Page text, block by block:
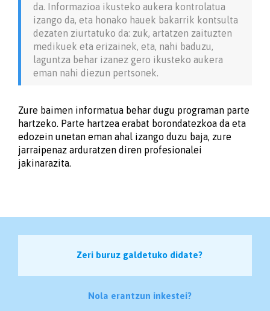
da. Informazioa ikusteko aukera kontrolatua
izango da, eta honako hauek bakarrik kontsulta
dezaten ziurtatuko da: zuk, artatzen zaituzten
medikuek eta erizainek, eta, nahi baduzu,
laguntza behar izanez gero ikusteko aukera
eman nahi diezun pertsonek.
Zure baimen informatua behar dugu programan parte
hartzeko. Parte hartzea erabat borondatezkoa da eta
edozein unetan eman ahal izango duzu baja, zure
jarraipenaz arduratzen diren profesionalei
jakinarazita.
Zeri buruz galdetuko didate?
Nola erantzun inkestei?